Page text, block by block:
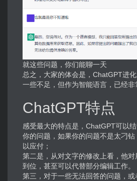
就这些问题，你们能聊一天
总之，大家的体会是，ChatGPT进
一些不足，但作为智能语言，已经非
ChatGPT特点
感受最大的特点是，ChatGPT可以
你的问题，如果你的问题不是太刁
以应付；
第二是，从对文字的修改上看，他
到位，甚至可以代替部分编辑工作。
第三，对于一些无法回答的问题，